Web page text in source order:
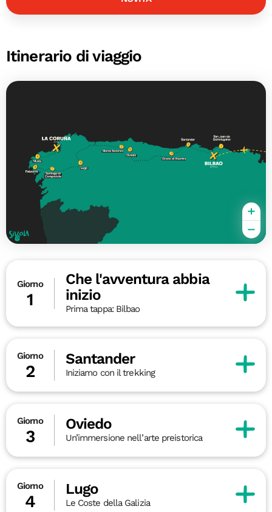
Itinerario di viaggio
Giorno
1
Che l'avventura abbia
inizio
Prima tappa: Bilbao
Giorno
2
Santander
Iniziamo con il trekking
Giorno
3
Oviedo
Un’immersione nell’arte preistorica
Giorno
4
Lugo
Le Coste della Galizia